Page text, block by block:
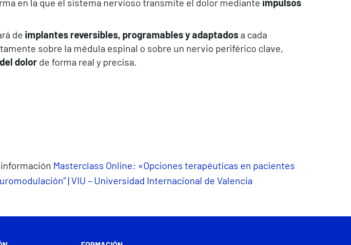
de implantes reversibles, programables y adaptadosa cada
sobre la médula espinal o sobre un nervio periférico clave,
dolorde forma real y precisa.
Masterclass Online: «Opciones terapéuticas en pacientes
| VIU – Universidad Internacional de Valencia